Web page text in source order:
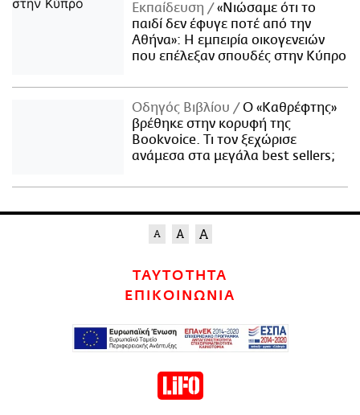
Εκπαίδευση
«Νιώσαμε ότι το
παιδί δεν έφυγε ποτέ από την
Αθήνα»: Η εμπειρία οικογενειών
που επέλεξαν σπουδές στην Κύπρο
Οδηγός Βιβλίου
Ο «Καθρέφτης»
βρέθηκε στην κορυφή της
Bookvoice. Τι τον ξεχώρισε
ανάμεσα στα μεγάλα best sellers;
ΤΑΥΤΟΤΗΤΑ
ΕΠΙΚΟΙΝΩΝΙΑ